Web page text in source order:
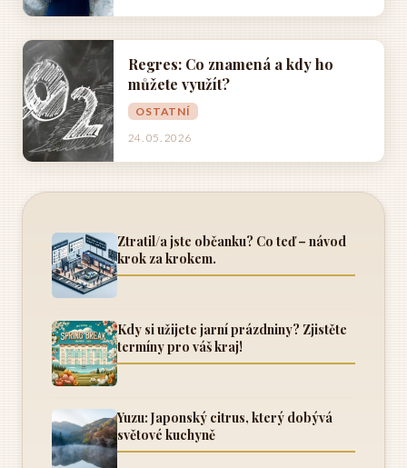
Regres: Co znamená a kdy ho
můžete využít?
OSTATNÍ
24. 05. 2026
Ztratil/a jste občanku? Co teď – návod
krok za krokem.
Kdy si užijete jarní prázdniny? Zjistěte
termíny pro váš kraj!
Yuzu: Japonský citrus, který dobývá
světové kuchyně